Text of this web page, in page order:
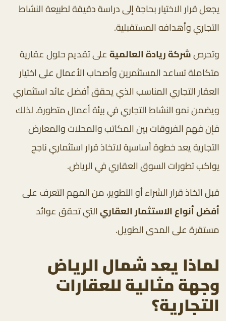
يجعل قرار الاختيار بحاجة إلى دراسة دقيقة لطبيعة النشاط
التجاري وأهدافه المستقبلية.
وتحرصشركة ريادة العالميةعلى تقديم حلول عقارية
متكاملة تساعد المستثمرين وأصحاب الأعمال على اختيار
العقار التجاري المناسب الذي يحقق أفضل عائد استثماري
ويضمن نمو النشاط التجاري في بيئة أعمال متطورة. لذلك
فإن فهم الفروقات بين المكاتب والمحلات والمعارض
التجارية يعد خطوة أساسية لاتخاذ قرار استثماري ناجح
يواكب تطورات السوق العقاري في الرياض.
قبل اتخاذ قرار الشراء أو التطوير، من المهم التعرف على
أفضل أنواع الاستثمار العقاريالتي تحقق عوائد
مستقرة على المدى الطويل.
لماذا يعد شمال الرياض
وجهة مثالية للعقارات
التجارية؟